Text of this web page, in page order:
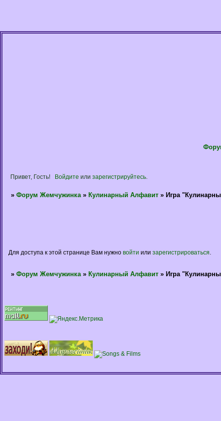
Привет, Гость! Войдите или зарегистрируйтесь.
» Форум Жемчужинка » Кулинарный Алфавит » Игра
Для доступа к этой странице Вам нужно войти или зарегистрироваться
» Форум Жемчужинка » Кулинарный Алфавит » Игра